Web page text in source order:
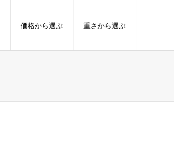
価格から選ぶ 重さから選ぶ